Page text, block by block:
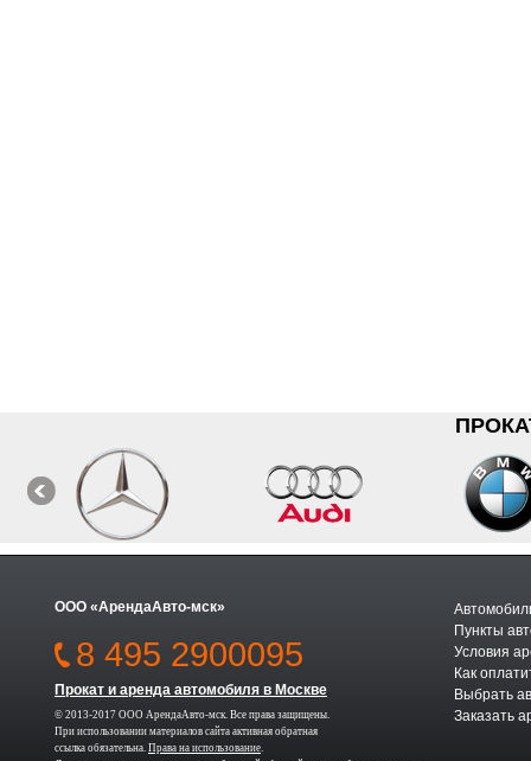
ООО «АрендаАвто-мск»
8 495 2900095
Прокат и аренда автомобиля в Москве
© 2013-2017 ООО АрендаАвто-мск. Все права защищены.
При использовании материалов сайта активная обратная
ссылка обязательна. Права на использование.
Пункты
Условия
Как
Выбрать
Заказать